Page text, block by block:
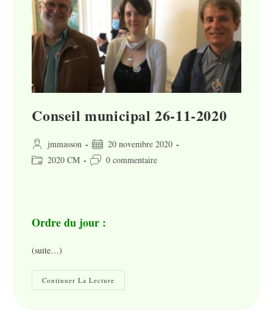
Conseil municipal 26-11-2020
Auteur/autrice
de
jmmasson
Publication
publiée :
20 novembre 2020
Post 2020 CM
Commentaires
0 commentaire
Ordre du jour :
(suite…)
Continuer La Lecture
Municipal